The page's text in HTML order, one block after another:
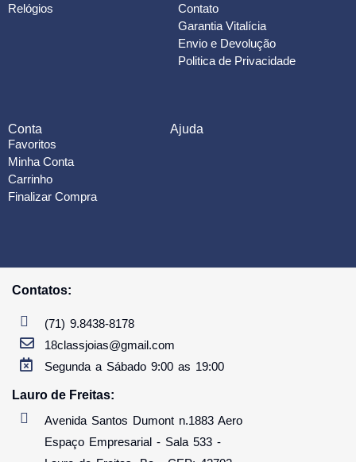
Relógios
Contato
Garantia Vitalícia
Envio e Devolução
Politica de Privacidade
Conta
Favoritos
Minha Conta
Carrinho
Finalizar Compra
Ajuda
Contatos:
(71) 9.8438-8178
18classjoias@gmail.com
Segunda a Sábado 9:00 as 19:00
Lauro de Freitas:
Avenida Santos Dumont n.1883 Aero
Espaço Empresarial - Sala 533 -